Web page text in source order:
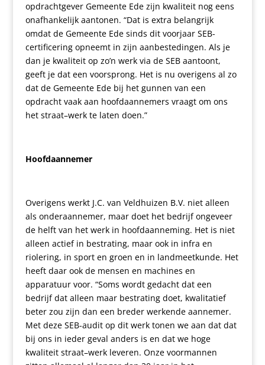
opdrachtgever Gemeente Ede zijn kwaliteit nog eens
onafhankelijk aantonen. “Dat is extra belangrijk
omdat de Gemeente Ede sinds dit voorjaar SEB-
certificering opneemt in zijn aanbestedingen. Als je
dan je kwaliteit op zo’n werk via de SEB aantoont,
geeft je dat een voorsprong. Het is nu overigens al zo
dat de Gemeente Ede bij het gunnen van een
opdracht vaak aan hoofdaannemers vraagt om ons
het straat–werk te laten doen.”
Hoofdaannemer
Overigens werkt J.C. van Veldhuizen B.V. niet alleen
als onderaannemer, maar doet het bedrijf ongeveer
de helft van het werk in hoofdaanneming. Het is niet
alleen actief in bestrating, maar ook in infra en
riolering, in sport en groen en in landmeetkunde. Het
heeft daar ook de mensen en machines en
apparatuur voor. “Soms wordt gedacht dat een
bedrijf dat alleen maar bestrating doet, kwalitatief
beter zou zijn dan een breder werkende aannemer.
Met deze SEB-audit op dit werk tonen we aan dat dat
bij ons in ieder geval anders is en dat we hoge
kwaliteit straat–werk leveren. Onze voormannen